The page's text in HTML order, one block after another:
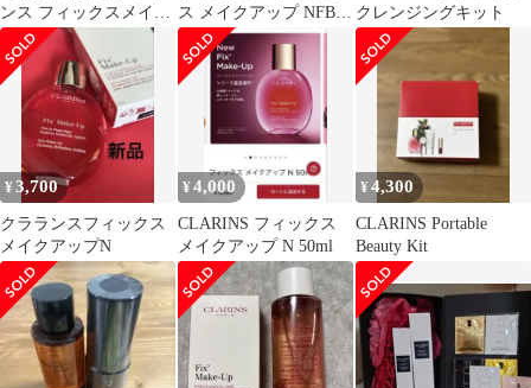
ンス フィックスメイク
アップN 50ml
ス メイクアップ NFB
50mL サクラ
クレンジングキット
¥3,700
クラランスフィックス
メイクアップN
¥4,000
CLARINS フィックス
メイクアップ N 50ml
¥4,300
CLARINS Portable
Beauty Kit